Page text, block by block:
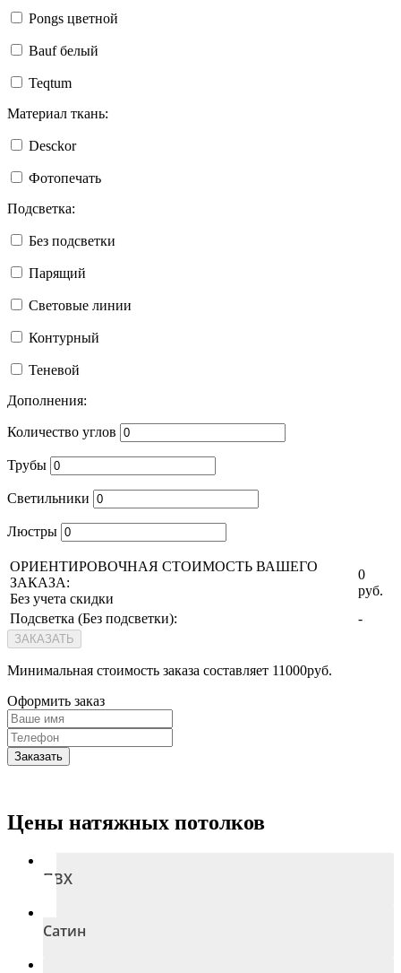
Pongs цветной
Bauf белый
Teqtum
Материал ткань:
Desckor
Фотопечать
Подсветка:
Без подсветки
Парящий
Световые линии
Контурный
Теневой
Дополнения:
Количество углов
Трубы
Светильники
Люстры
ОРИЕНТИРОВОЧНАЯ СТОИМОСТЬ ВАШЕГО
ЗАКАЗА:
Без учета скидки
0
руб.
Подсветка (Без подсветки): -
ЗАКАЗАТЬ
Минимальная стоимость заказа составляет 11000руб.
Оформить заказ
Заказать
Цены натяжных потолков
ПВХ
Сатин